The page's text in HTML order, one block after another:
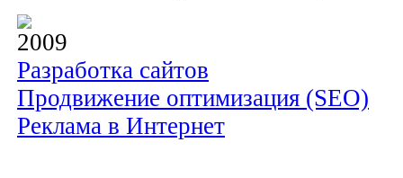
2009
Разработка сайтов
Продвижение оптимизация (SEO)
Реклама в Интернет